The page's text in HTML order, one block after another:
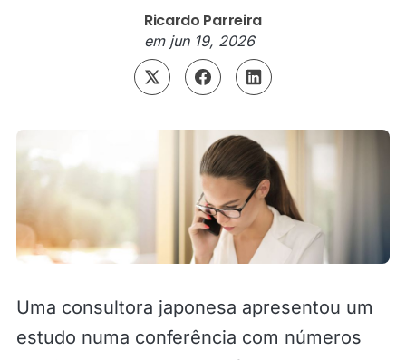
Ricardo Parreira
em jun 19, 2026
Uma consultora japonesa apresentou um
estudo numa conferência com números